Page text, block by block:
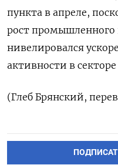
пункта в апреле,
рост промышленного
нивелировался
активности ‌в секторе
(Глеб Брянский,